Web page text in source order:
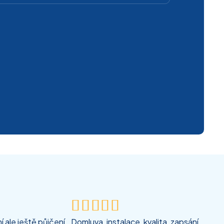
ale ještě půjčení

Domluva, instalace, kvalita, zapsání